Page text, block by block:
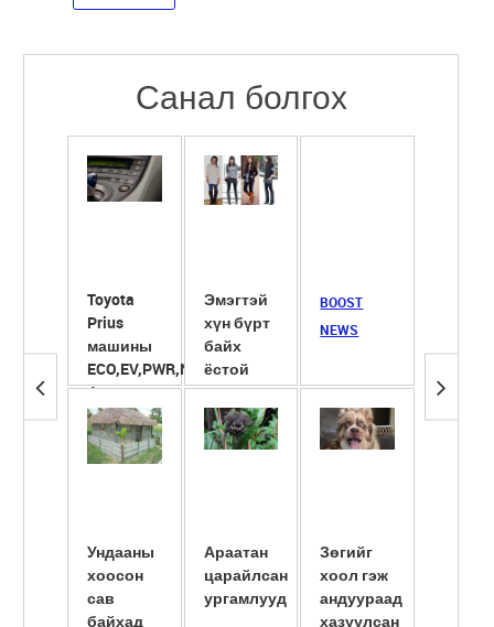
Санал болгох
Toyota
Prius
машины
ECO,EV,PWR,NRL
4 горим
Ундааны
хоосон
сав
байхад
Эмэгтэй
хүн бүрт
байх
ёстой
гутлууд
Араатан
царайлсан
ургамлууд
BOOST
NEWS
Зөгийг
хоол гэж
андуураад
хазуулсан